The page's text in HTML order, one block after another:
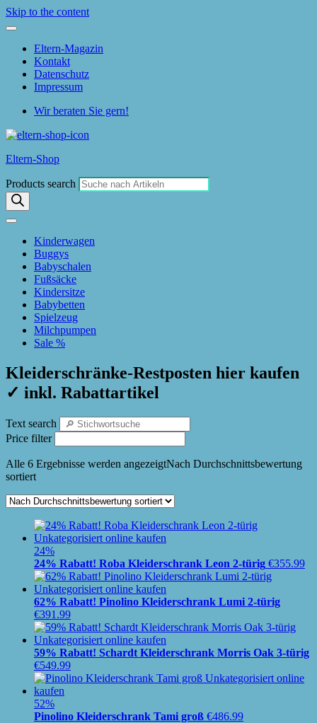
Skip to the content
Eltern-Magazin
Kontakt
Datenschutz
Impressum
Wir beraten Sie gern!
Eltern-Shop
Products search
Kinderwagen
Buggys
Babyschalen
Fußsäcke
Kindersitze
Babybetten
Spielzeug
Milchpumpen
Sale %
Kleiderschränke-Restposten hier kaufen
✓ inkl. Rabattartikel
Text search
Price filter
Alle 6 Ergebnisse werden angezeigtNach Durchschnittsbewertung
sortiert
24%
24% Rabatt! Roba Kleiderschrank Leon 2-türig €355.99
62% Rabatt! Pinolino Kleiderschrank Lumi 2-türig
€391.99
59% Rabatt! Schardt Kleiderschrank Morris Oak 3-türig
€549.99
52%
Pinolino Kleiderschrank Tami groß €486.99